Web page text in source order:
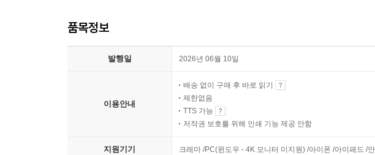
품목정보
발행일 2026년 06월 10일
이용안내
배송 없이 구매 후 바로 읽기
제한없음
TTS 가능
저작권 보호를 위해 인쇄 기능 제공 안함
지원기기 크레마 /PC(윈도우 - 4K 모니터 미지원) /아이폰 /아이패드 /